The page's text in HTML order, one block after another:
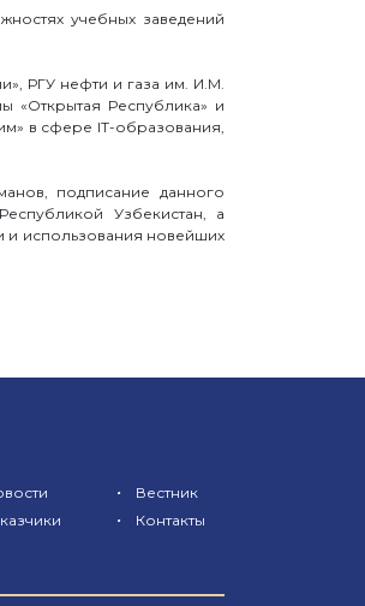
учебных заведений
РГУ нефти и газа им. И.М.
«Открытая Республика» и
в сфере IT-образования,
подписание данного
Узбекистан, а
и использования новейших
• Вестник
• Контакты